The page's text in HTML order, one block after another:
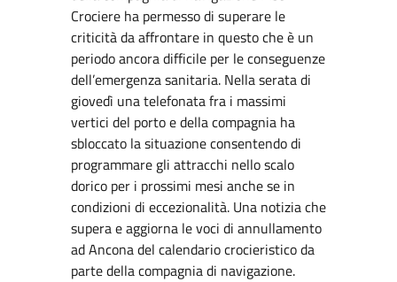
Crociere ha permesso di superare le
criticità da affrontare in questo che è un
periodo ancora difficile per le conseguenze
dell’emergenza sanitaria. Nella serata di
giovedì una telefonata fra i massimi
vertici del porto e della compagnia ha
sbloccato la situazione consentendo di
programmare gli attracchi nello scalo
dorico per i prossimi mesi anche se in
condizioni di eccezionalità. Una notizia che
supera e aggiorna le voci di annullamento
ad Ancona del calendario crocieristico da
parte della compagnia di navigazione.